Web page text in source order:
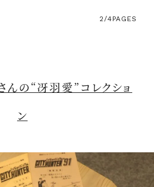
2/4PAGES
んの“冴羽愛”コレクショ
ン